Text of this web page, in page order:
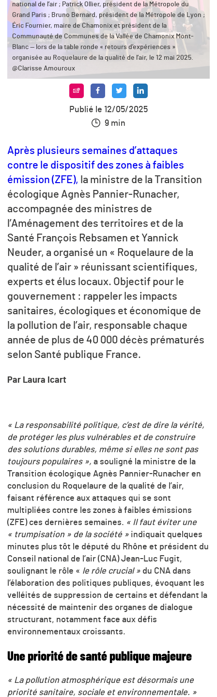
national de l’air ; Patrick Ollier, président de la Métropole du
Grand Paris ; Bruno Bernard, président de la Métropole de Lyon ;
Éric Fournier, maire de Chamonix et président de la
Communauté de Communes de la Vallée de Chamonix Mont-
Blanc — lors de la table ronde « retours d’expériences »
organisée au Roquelaure de la qualité de l’air, le 12 mai 2025.
@Clarisse Amouroux
Publié le 12/05/2025
9 min
Après plusieurs semaines d’attaques
contre le dispositif des zones à faibles
émission (ZFE), la ministre de la Transition
écologique Agnès Pannier-Runacher,
accompagnée des ministres de
l’Aménagement des territoires et de la
Santé François Rebsamen et Yannick
Neuder, a organisé un « Roquelaure de la
qualité de l’air » réunissant scientifiques,
experts et élus locaux. Objectif pour le
gouvernement : rappeler les impacts
sanitaires, écologiques et économique de
la pollution de l’air, responsable chaque
année de plus de 40 000 décès prématurés
selon Santé publique France.
Par Laura Icart
« La responsabilité politique, c’est de dire la vérité,
de protéger les plus vulnérables et de construire
des solutions durables, même si elles ne sont pas
toujours populaires », a souligné la ministre de la
Transition écologique Agnès Pannier-Runacher en
conclusion du Roquelaure de la qualité de l’air,
faisant référence aux attaques qui se sont
multipliées contre les zones à faibles émissions
(ZFE) ces dernières semaines. « Il faut éviter une
« trumpisation » de la société » indiquait quelques
minutes plus tôt le député du Rhône et président du
Conseil national de l’air (CNA) Jean-Luc Fugit,
soulignant le rôle « le rôle crucial » du CNA dans
l’élaboration des politiques publiques, évoquant les
velléités de suppression de certains et défendant la
nécessité de maintenir des organes de dialogue
structurant, notamment face aux défis
environnementaux croissants.
Une priorité de santé publique majeure
« La pollution atmosphérique est désormais une
priorité sanitaire, sociale et environnementale. »